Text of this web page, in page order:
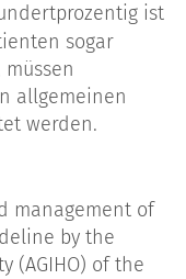
ist
sogar
allgemeinen
werden.
management of
by the
(AGIHO) of the